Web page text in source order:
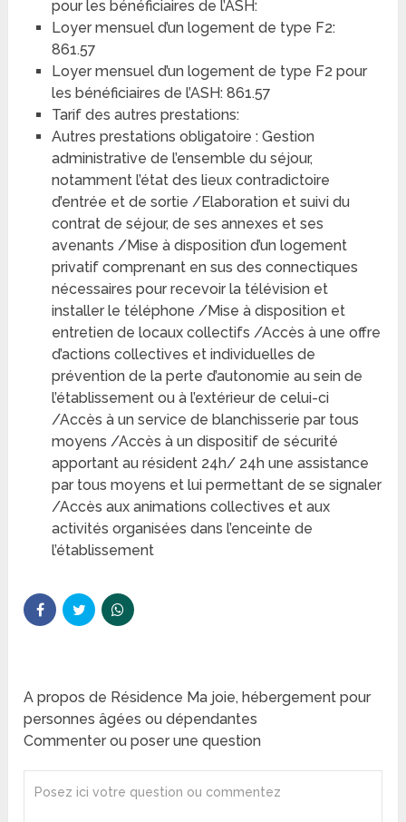
pour les bénéficiaires de l’ASH:
Loyer mensuel d’un logement de type F2:
861.57
Loyer mensuel d’un logement de type F2 pour
les bénéficiaires de l’ASH: 861.57
Tarif des autres prestations:
Autres prestations obligatoire : Gestion
administrative de l’ensemble du séjour,
notamment l’état des lieux contradictoire
d’entrée et de sortie /Elaboration et suivi du
contrat de séjour, de ses annexes et ses
avenants /Mise à disposition d’un logement
privatif comprenant en sus des connectiques
nécessaires pour recevoir la télévision et
installer le téléphone /Mise à disposition et
entretien de locaux collectifs /Accès à une offre
d’actions collectives et individuelles de
prévention de la perte d’autonomie au sein de
l’établissement ou à l’extérieur de celui-ci
/Accès à un service de blanchisserie par tous
moyens /Accès à un dispositif de sécurité
apportant au résident 24h/ 24h une assistance
par tous moyens et lui permettant de se signaler
/Accès aux animations collectives et aux
activités organisées dans l’enceinte de
l’établissement
A propos de Résidence Ma joie, hébergement pour
personnes âgées ou dépendantes
Commenter ou poser une question